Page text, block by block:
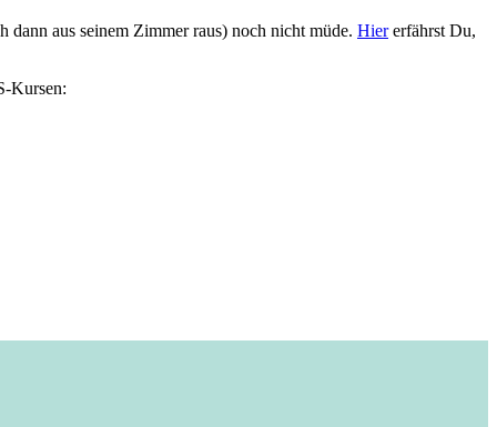
aus seinem Zimmer raus) noch nicht müde. Hiererfährst Du,
Kursen: